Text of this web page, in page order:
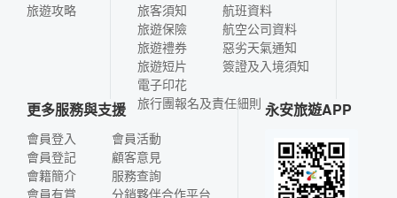
旅遊攻略
旅客須知
旅遊保險
旅遊禮券
旅遊短片
電子印花
航班資料
航空公司資料
惡劣天氣通知
簽證及入境須知
旅行團報名及責任細則
更多服務與支援
會員登入
會員登記
會籍簡介
會員有賞
會員活動
顧客意見
服務查詢
分銷夥伴合作平台
永安旅遊APP